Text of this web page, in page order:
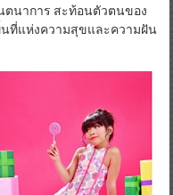
ตนาการ สะท้อนตัวตนของ
นที่แห่งความสุขและความฝัน